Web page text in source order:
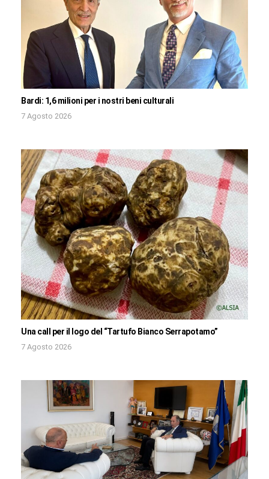
Bardi: 1,6 milioni per i nostri beni culturali
7 Agosto 2026
Una call per il logo del “Tartufo Bianco Serrapotamo”
7 Agosto 2026